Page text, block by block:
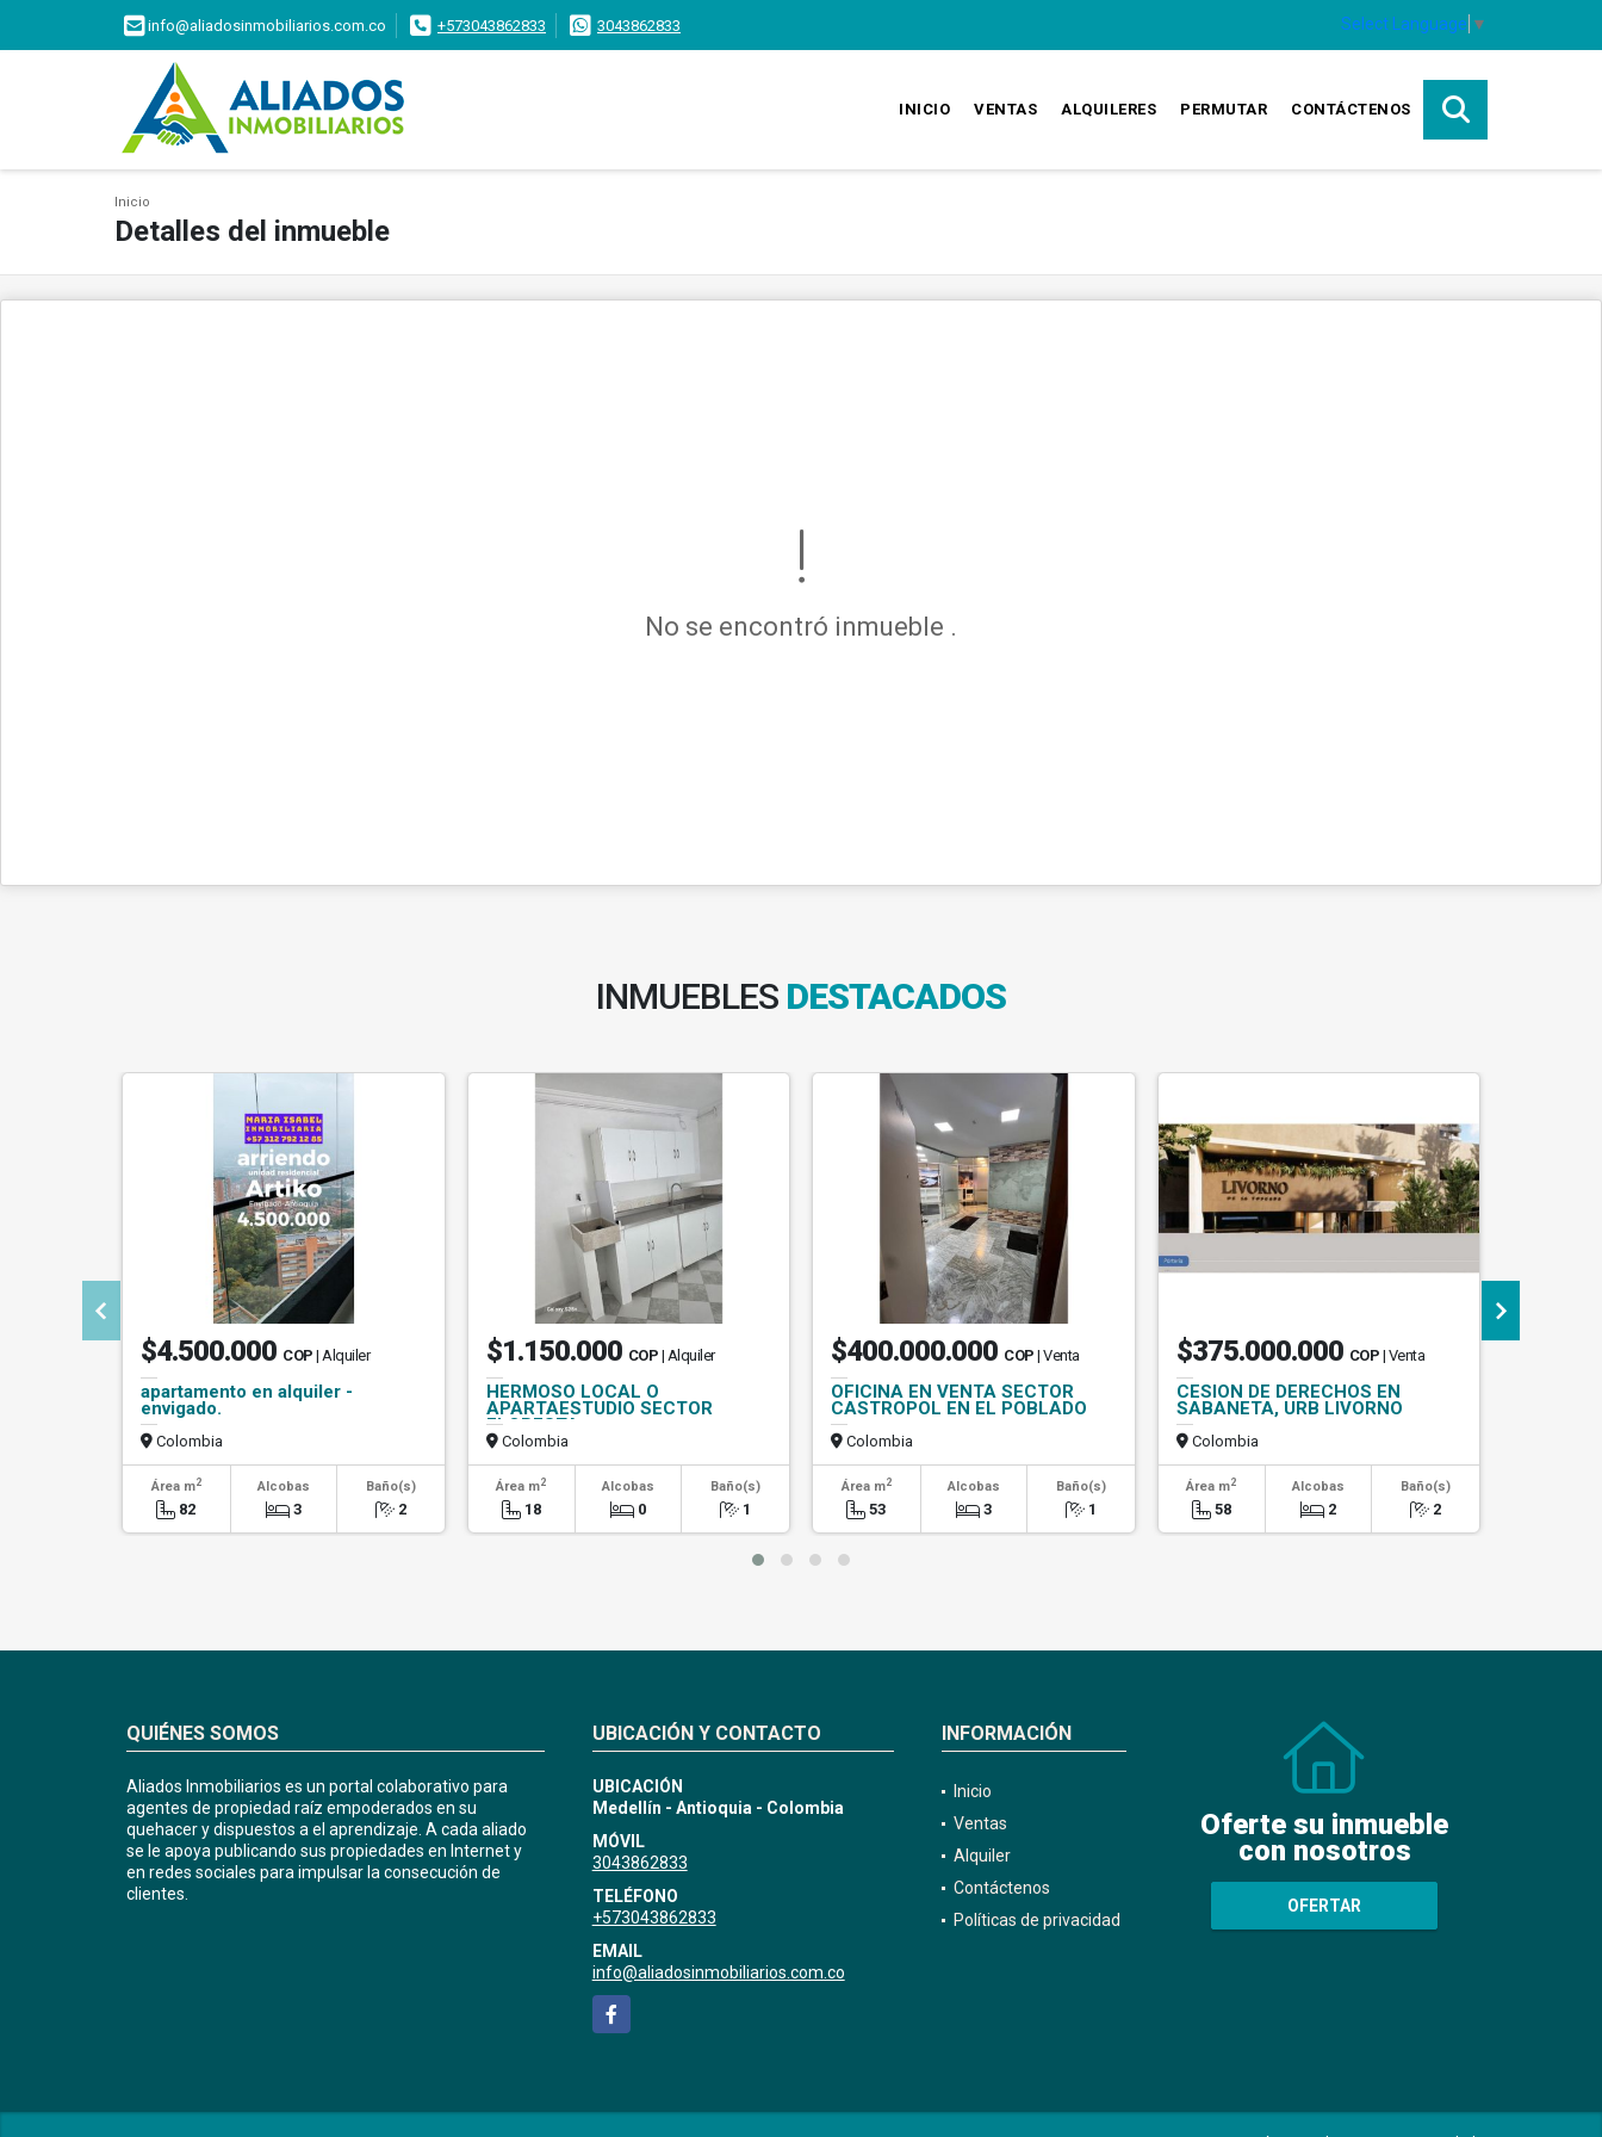
info@aliadosinmobiliarios.com.co +573043862833 3043862833 Select Language ▼
INICIO VENTAS ALQUILERES PERMUTAR CONTÁCTENOS
Inicio
Detalles del inmueble
No se encontró inmueble .
INMUEBLES DESTACADOS
$4.500.000 COP | Alquiler
apartamento en alquiler -
envigado.
Colombia
Área m2
82
Alcobas
3
Baño(s)
2
$1.150.000 COP | Alquiler
HERMOSO LOCAL O
APARTAESTUDIO SECTOR
FLORESTA
Colombia
Área m2
18
Alcobas
0
Baño(s)
1
$400.000.000 COP | Venta
OFICINA EN VENTA SECTOR
CASTROPOL EN EL POBLADO
Colombia
Área m2
53
Alcobas
3
Baño(s)
1
$375.000.000 COP | Venta
CESION DE DERECHOS EN
SABANETA, URB LIVORNO
Colombia
Área m2
58
Alcobas
2
Baño(s)
2
QUIÉNES SOMOS
Aliados Inmobiliarios es un portal colaborativo para
agentes de propiedad raíz empoderados en su
quehacer y dispuestos a el aprendizaje. A cada aliado
se le apoya publicando sus propiedades en Internet y
en redes sociales para impulsar la consecución de
clientes.
UBICACIÓN Y CONTACTO
UBICACIÓN
Medellín - Antioquia - Colombia
MÓVIL
3043862833
TELÉFONO
+573043862833
EMAIL
info@aliadosinmobiliarios.com.co
Facebook
INFORMACIÓN
Inicio
Ventas
Alquiler
Contáctenos
Políticas de privacidad
Oferte su inmueble
con nosotros
OFERTAR